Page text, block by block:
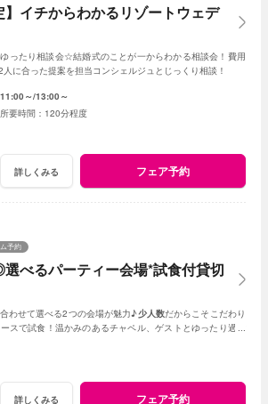
】イチからわかるリゾートウェデ
ゆったり相談会☆結婚式のことが一からわかる相談会！費用
に合った提案を担当コンシェルジュとじっくり相談！
11:00～ 13:00～
120分程度
詳しくみる フェア予約
べるパーティー会場*試食付貸切
予約
わせて選べる2つの会場が魅力♪少人数だからこそこだわり
スで試食！温かみのあるチャペル、ゲストとゆったり過ご
詳しくみる フェア予約